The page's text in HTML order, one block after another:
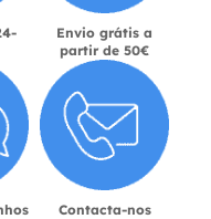
Envio grátis a
partir de 50€
Contacta-nos